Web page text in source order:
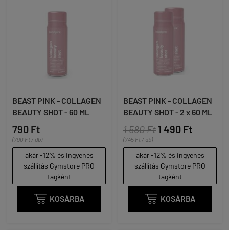
BEAST PINK - COLLAGEN
BEAUTY SHOT - 60 ML
790 Ft
(790 Ft / db)
akár -12% és ingyenes
szállítás Gymstore PRO
tagként
 KOSÁRBA
BEAST PINK - COLLAGEN
BEAUTY SHOT - 2 x 60 ML
1 580 Ft 1 490 Ft
(745 Ft / db)
akár -12% és ingyenes
szállítás Gymstore PRO
tagként
 KOSÁRBA